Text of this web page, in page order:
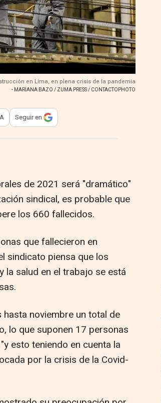
en Lima, en plena crisis de la pandemia
- MARIANA BAZO / ZUMA PRESS / CONTACTOPHOTO
para compartir
Seguir en
de 2021 será "dramático"
sindical, es probable que
los 660 fallecidos.
que fallecieron en
sindicato piensa que los
la salud en el trabajo se está
noviembre un total de
lo que suponen 17 personas
esto teniendo en cuenta la
por la crisis de la Covid-